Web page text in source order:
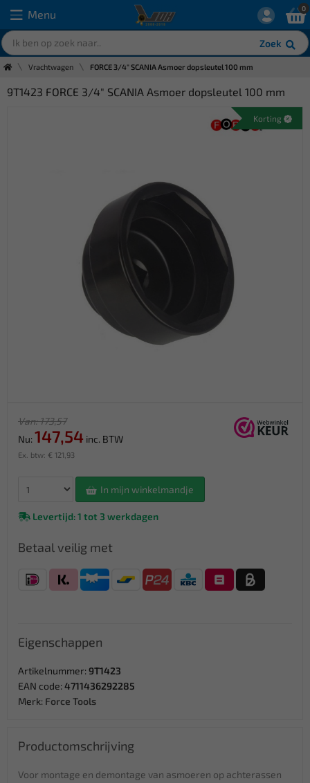
Menu
Zoek
0
Vrachtwagen FORCE 3/4" SCANIA Asmoer dopsleutel 100 mm
9T1423 FORCE 3/4" SCANIA Asmoer dopsleutel 100 mm
Korting
Van: 173,57
Nu: 147,54 inc. BTW
Ex. btw: € 121,93
In mijn winkelmandje
Levertijd: 1 tot 3 werkdagen
Betaal veilig met
Eigenschappen
Artikelnummer: 9T1423
EAN code: 4711436292285
Merk: Force Tools
Productomschrijving
Voor montage en demontage van asmoeren op achterassen